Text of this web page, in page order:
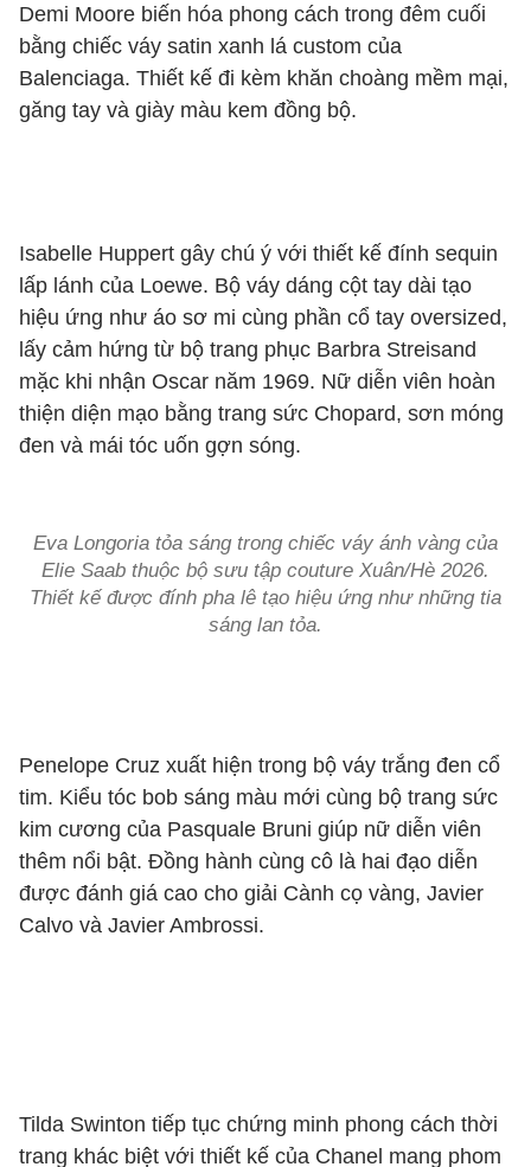
Demi Moore biến hóa phong cách trong đêm cuối
bằng chiếc váy satin xanh lá custom của
Balenciaga. Thiết kế đi kèm khăn choàng mềm mại,
găng tay và giày màu kem đồng bộ.
Isabelle Huppert gây chú ý với thiết kế đính sequin
lấp lánh của Loewe. Bộ váy dáng cột tay dài tạo
hiệu ứng như áo sơ mi cùng phần cổ tay oversized,
lấy cảm hứng từ bộ trang phục Barbra Streisand
mặc khi nhận Oscar năm 1969. Nữ diễn viên hoàn
thiện diện mạo bằng trang sức Chopard, sơn móng
đen và mái tóc uốn gợn sóng.
Eva Longoria tỏa sáng trong chiếc váy ánh vàng của
Elie Saab thuộc bộ sưu tập couture Xuân/Hè 2026.
Thiết kế được đính pha lê tạo hiệu ứng như những tia
sáng lan tỏa.
Penelope Cruz xuất hiện trong bộ váy trắng đen cổ
tim. Kiểu tóc bob sáng màu mới cùng bộ trang sức
kim cương của Pasquale Bruni giúp nữ diễn viên
thêm nổi bật. Đồng hành cùng cô là hai đạo diễn
được đánh giá cao cho giải Cành cọ vàng, Javier
Calvo và Javier Ambrossi.
Tilda Swinton tiếp tục chứng minh phong cách thời
trang khác biệt với thiết kế của Chanel mang phom